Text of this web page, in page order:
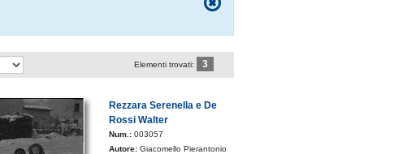
Elementi trovati: 3
Rezzara Serenella e De
Rossi Walter
Num.:003057
Autore:Giacomello Pierantonio